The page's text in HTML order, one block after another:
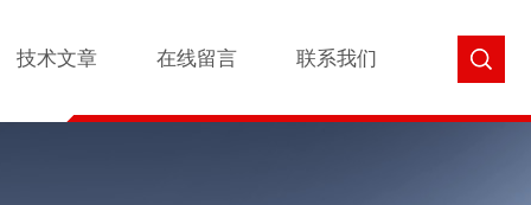
技术文章 在线留言 联系我们